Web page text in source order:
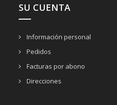
SU CUENTA
Información personal
Pedidos
Facturas por abono
Direcciones